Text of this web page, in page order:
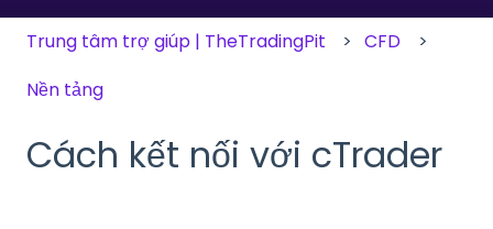
Trung tâm trợ giúp | TheTradingPit
CFD
Nền tảng
Cách kết nối với cTrader